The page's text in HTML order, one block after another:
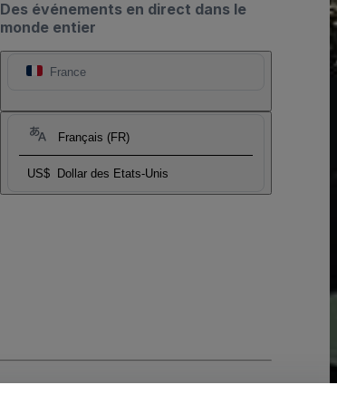
Des événements en direct dans le
monde entier
France
Français (FR)
US$ Dollar des Etats-Unis